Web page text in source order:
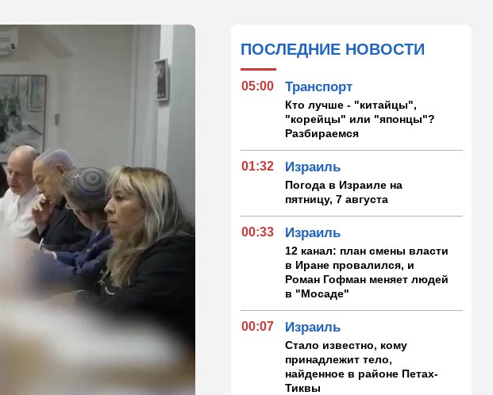
ПОСЛЕДНИЕ НОВОСТИ
05:00 Транспорт
Кто лучше - "китайцы",
"корейцы" или "японцы"?
Разбираемся
01:32 Израиль
Погода в Израиле на
пятницу, 7 августа
00:33 Израиль
12 канал: план смены власти
в Иране провалился, и
Роман Гофман меняет людей
в "Мосаде"
00:07 Израиль
Стало известно, кому
принадлежит тело,
найденное в районе Петах-
Тиквы